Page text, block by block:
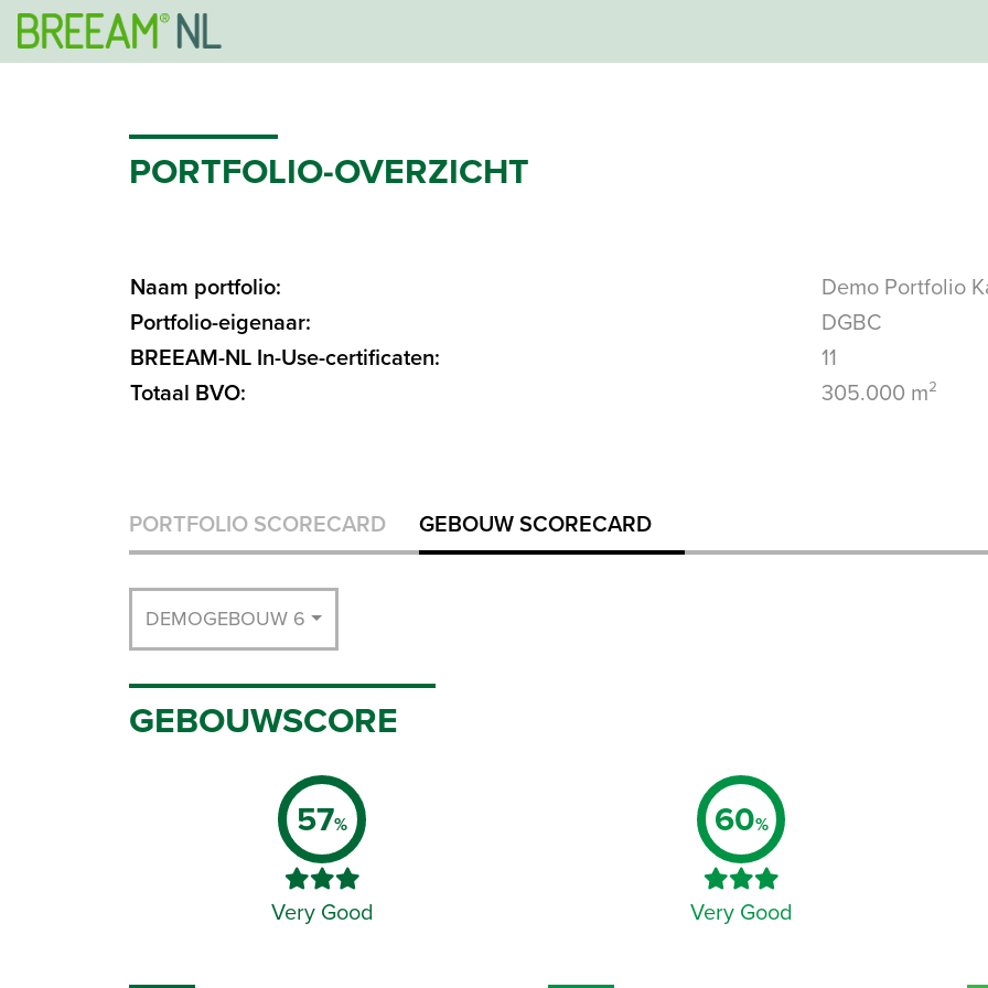
PORTFOLIO-OVERZICHT
Naam portfolio:
Demo Portfolio
Portfolio-eigenaar:
DGBC
BREEAM-NL In-Use-certificaten:
11
Totaal BVO:
305.000 m²
PORTFOLIO SCORECARD GEBOUW SCORECARD
DEMOGEBOUW 6
GEBOUWSCORE
57%
Very Good
60%
Very Good